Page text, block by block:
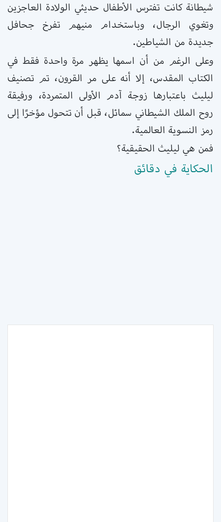
شيطانة كانت تفترس الأطفال حديثي الولادة العاجزين
وتغوي الرجال، وباستخدام منيهم تفرخ جحافل
جديدة من الشياطين.
وعلى الرغم من أن اسمها يظهر مرة واحدة فقط في
الكتاب المقدس، إلا أنه على مر القرون، تم تصنيف
ليليث باعتبارها زوجة آدم الأولى المتمردة، ورفيقة
روح الملك الشيطاني سمائل، قبل أن تتحول مؤخرًا إلى
رمز النسوية العالمية.
فمن هي ليليث الحقيقية؟
الحكاية في دقائق